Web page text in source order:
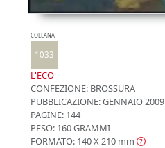
COLLANA
1033
L'ECO
CONFEZIONE: BROSSURA
PUBBLICAZIONE:GENNAIO 2009
PAGINE: 144
PESO: 160 GRAMMI
FORMATO: 140 X 210 mm